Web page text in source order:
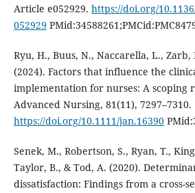
Article e052929. https://doi.org/
052929
Ryu, H., Buus, N., Naccarella, L.,
(2024). Factors that influence the
implementation for nurses: A scoping
Advanced Nursing, 81(11), 7297–7310.
https://doi.org/10.1111/jan.16390
Senek, M., Robertson, S., Ryan, T.,
Taylor, B., & Tod, A. (2020).
dissatisfaction: Findings from a cross-